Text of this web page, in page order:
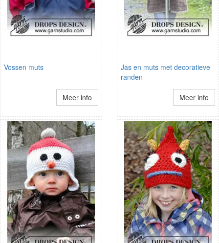
Vossen muts
Meer info
Jas en muts met decoratieve
randen
Meer info